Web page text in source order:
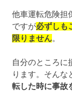
他車運転危険担
ですが必ずしも
限りません。
自分のところに
ります。そんな
転した時に事故